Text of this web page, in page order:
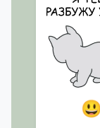
😃